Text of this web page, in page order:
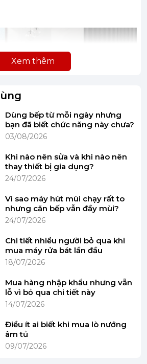
mang tính minh họa)
mặt bếp - Bảng điều khiển
FR có vẻ ngoài tối giản,
khung thép không gỉ chắc
trọng, chế tác kiểu lắp âm
Xem thêm
Dùng bếp từ mỗi ngày nhưng
bạn đã biết chức năng này chưa?
03/08/2026
Khi nào nên sửa và khi nào nên
thay thiết bị gia dụng?
24/07/2026
Vì sao máy hút mùi chạy rất to
nhưng căn bếp vẫn đầy mùi?
24/07/2026
Chi tiết nhiều người bỏ qua khi
mua máy rửa bát lần đầu
18/07/2026
Mua hàng nhập khẩu nhưng vẫn
lỗ vì bỏ qua chi tiết này
14/07/2026
Điều ít ai biết khi mua lò nướng
âm tủ
09/07/2026